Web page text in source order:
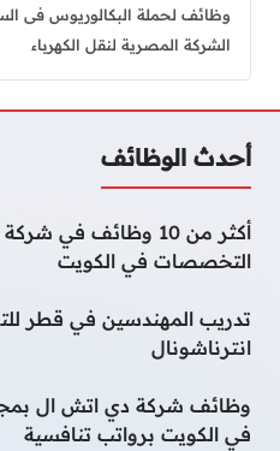
وظائف لحملة البكالوريوس فى
الشركة المصرية لنقل الكهرباء
أحدث الوظائف
أكثر من 10 وظائف في
التخصصات في الكويت
تدريب المهندسين في قطر
انترناشونال
وظائف شركة دي اتش ال
في الكويت برواتب تنافسية